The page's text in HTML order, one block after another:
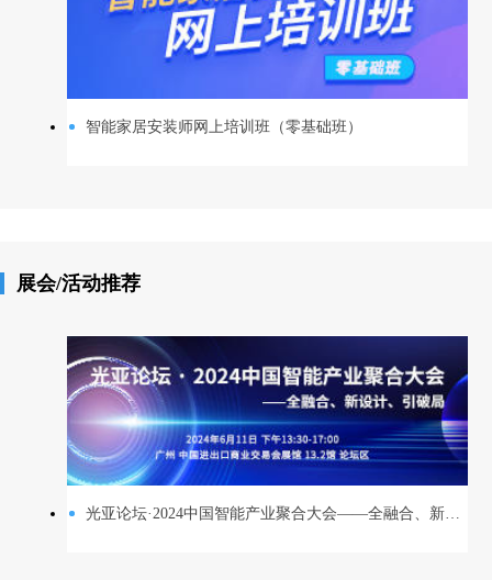
智能家居安装师网上培训班（零基础班）
展会/活动推荐
光亚论坛·2024中国智能产业聚合大会——全融合、新设计、引破局